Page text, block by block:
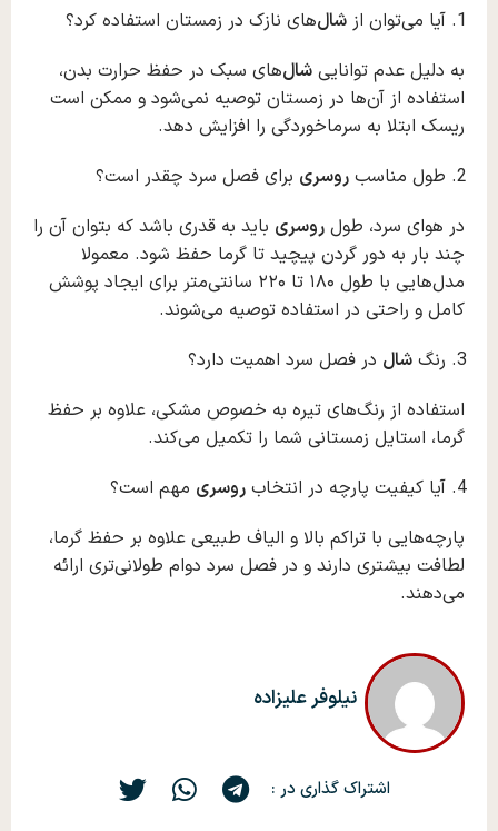
آیا می‌توان از شال‌های نازک در زمستان استفاده کرد؟
به دلیل عدم توانایی شال‌های سبک در حفظ حرارت بدن،
استفاده از آن‌ها در زمستان توصیه نمی‌شود و ممکن است
ریسک ابتلا به سرماخوردگی را افزایش دهد.
طول مناسب ر‌و‌سر‌‌ی برای فصل سرد چقدر است؟
در هوای سرد، طول ر‌و‌سر‌‌ی باید به ‌قدری باشد که بتوان آن را
چند بار به دور گردن پیچید تا گرما حفظ شود. معمولا
مدل‌هایی با طول ۱۸۰ تا ۲۲۰ سانتی‌متر برای ایجاد پوشش
کامل و راحتی در استفاده توصیه می‌شوند.
رنگ شال در فصل سرد اهمیت دارد؟
استفاده از رنگ‌های تیره به خصوص مشکی، علاوه بر حفظ
گرما، استایل زمستانی شما را تکمیل می‌کند.
آیا کیفیت پارچه در انتخاب ر‌و‌سری مهم است؟
پارچه‌هایی با تراکم بالا و الیاف طبیعی علاوه بر حفظ گرما،
لطافت بیشتری دارند و در فصل سرد دوام طولانی‌تری ارائه
می‌دهند.
نیلوفر علیزاده
اشتراک گذاری در :